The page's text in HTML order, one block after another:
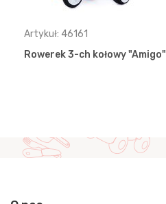
Artykuł: 46161
Rowerek 3-ch kołowy "Amigo"